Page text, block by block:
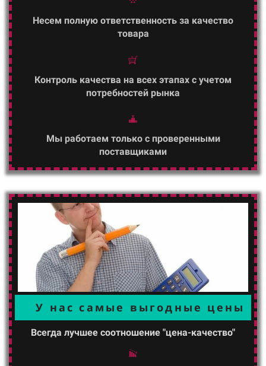
Несем полную ответственность за качество
товара
Контроль качества на всех этапах с учетом
потребностей рынка
Мы работаем только с проверенными
поставщиками
У нас самые выгодные цены
Всегда лучшее соотношение "цена-качество"